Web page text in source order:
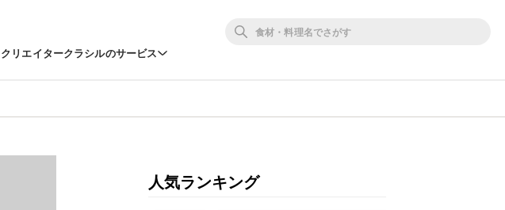
クリエイタークラシルのサービス
人気ランキング